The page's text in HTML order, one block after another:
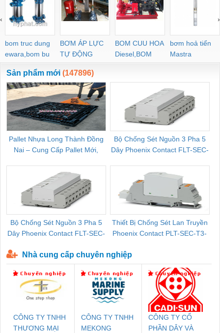
bom truc dung
ewara,bom bu
ewara
BƠM ÁP LỰC
TỰ ĐỘNG
BOM CUU HOA
Diesel,BOM
CHUA CHAY
bơm hoả tiển
Mastra
‹ ›
Sản phẩm mới (147896)
Pallet Nhựa Long Thành Đồng
Nai – Cung Cấp Pallet Mới,
Bộ Chống Sét Nguồn 3 Pha 5
Dây Phoenix Contact FLT-SEC-
Bộ Chống Sét Nguồn 3 Pha 5
Dây Phoenix Contact FLT-SEC-
Thiết Bị Chống Sét Lan Truyền
Phoenix Contact PLT-SEC-T3-
Nhà cung cấp chuyên nghiệp
CÔNG TY TNHH
THƯƠNG MẠI
CÔNG TY TNHH
MEKONG
CÔNG TY CỔ
PHẦN DÂY VÀ